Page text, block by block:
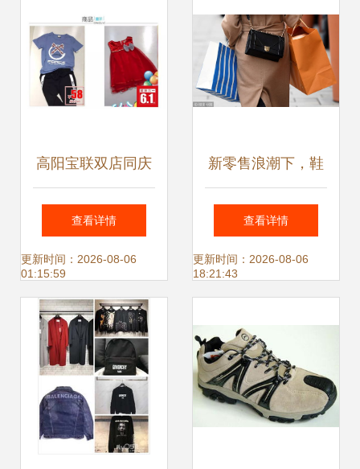
高阳宝联双店同庆
盛典 肉品鞋服玩具
多重钜惠，小丑蜀
黍邀您共享欢乐购
物季
查看详情
更新时间：2026-08-06
01:15:59
新零售浪潮下，鞋
服供应链的挑战与
变革 从张勇的战略
查看详情
更新时间：2026-08-06
18:21:43